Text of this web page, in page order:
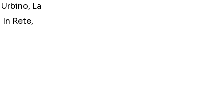
La
Rete,